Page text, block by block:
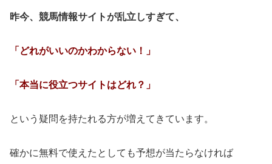
昨今、競馬情報サイトが乱立しすぎて、
「どれがいいのかわからない！」
「本当に役立つサイトはどれ？」
という疑問を持たれる方が増えてきています。
確かに無料で使えたとしても予想が当たらなければ